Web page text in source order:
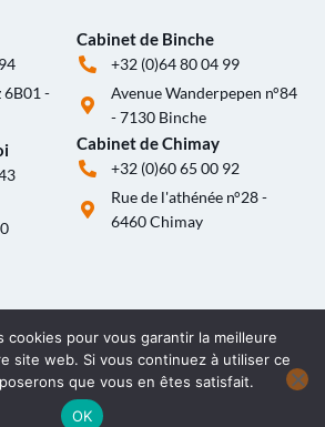
6B01 -
Cabinet de Binche
+32 (0)64 80 04 99
Avenue Wanderpepen n°84
- 7130 Binche
Cabinet de Chimay
+32 (0)60 65 00 92
Rue de l'athénée n°28 -
6460 Chimay
- Tous droits réservés
cookies pour vous garantir la meilleure
site web. Si vous continuez à utiliser ce
que vous en êtes satisfait.
OK